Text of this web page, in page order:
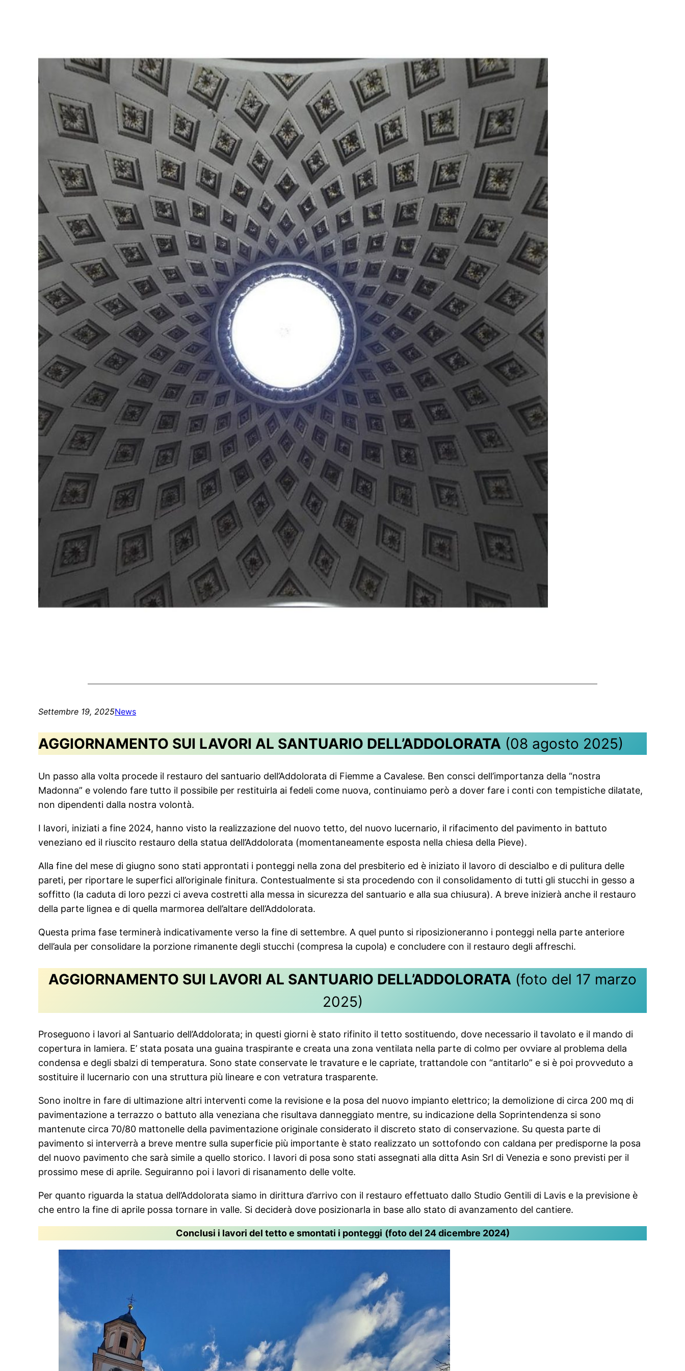
Settembre 19, 2025News
AGGIORNAMENTO SUI LAVORI AL SANTUARIO DELL’ADDOLORATA (08 agosto 2025)
Un passo alla volta procede il restauro del santuario dell’Addolorata di Fiemme a Cavalese. Ben consci dell’importanza della “nostra
Madonna” e volendo fare tutto il possibile per restituirla ai fedeli come nuova, continuiamo però a dover fare i conti con tempistiche dilatate,
non dipendenti dalla nostra volontà.
I lavori, iniziati a fine 2024, hanno visto la realizzazione del nuovo tetto, del nuovo lucernario, il rifacimento del pavimento in battuto
veneziano ed il riuscito restauro della statua dell’Addolorata (momentaneamente esposta nella chiesa della Pieve).
Alla fine del mese di giugno sono stati approntati i ponteggi nella zona del presbiterio ed è iniziato il lavoro di descialbo e di pulitura delle
pareti, per riportare le superfici all’originale finitura. Contestualmente si sta procedendo con il consolidamento di tutti gli stucchi in gesso a
soffitto (la caduta di loro pezzi ci aveva costretti alla messa in sicurezza del santuario e alla sua chiusura). A breve inizierà anche il restauro
della parte lignea e di quella marmorea dell’altare dell’Addolorata.
Questa prima fase terminerà indicativamente verso la fine di settembre. A quel punto si riposizioneranno i ponteggi nella parte anteriore
dell’aula per consolidare la porzione rimanente degli stucchi (compresa la cupola) e concludere con il restauro degli affreschi.
AGGIORNAMENTO SUI LAVORI AL SANTUARIO DELL’ADDOLORATA (foto del 17 marzo
2025)
Proseguono i lavori al Santuario dell’Addolorata; in questi giorni è stato rifinito il tetto sostituendo, dove necessario il tavolato e il mando di
copertura in lamiera. E’ stata posata una guaina traspirante e creata una zona ventilata nella parte di colmo per ovviare al problema della
condensa e degli sbalzi di temperatura. Sono state conservate le travature e le capriate, trattandole con “antitarlo” e si è poi provveduto a
sostituire il lucernario con una struttura più lineare e con vetratura trasparente.
Sono inoltre in fare di ultimazione altri interventi come la revisione e la posa del nuovo impianto elettrico; la demolizione di circa 200 mq di
pavimentazione a terrazzo o battuto alla veneziana che risultava danneggiato mentre, su indicazione della Soprintendenza si sono
mantenute circa 70/80 mattonelle della pavimentazione originale considerato il discreto stato di conservazione. Su questa parte di
pavimento si interverrà a breve mentre sulla superficie più importante è stato realizzato un sottofondo con caldana per predisporne la posa
del nuovo pavimento che sarà simile a quello storico. I lavori di posa sono stati assegnati alla ditta Asin Srl di Venezia e sono previsti per il
prossimo mese di aprile. Seguiranno poi i lavori di risanamento delle volte.
Per quanto riguarda la statua dell’Addolorata siamo in dirittura d’arrivo con il restauro effettuato dallo Studio Gentili di Lavis e la previsione è
che entro la fine di aprile possa tornare in valle. Si deciderà dove posizionarla in base allo stato di avanzamento del cantiere.
Conclusi i lavori del tetto e smontati i ponteggi (foto del 24 dicembre 2024)